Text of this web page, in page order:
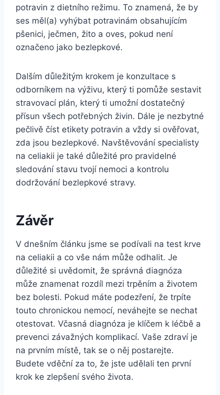
potravin z dietního režimu. To znamená, že by
ses měl(a) vyhýbat potravinám obsahujícím
pšenici, ječmen, žito a oves, pokud není
označeno jako bezlepkové.
Dalším důležitým krokem je konzultace s
odborníkem na výživu, který ti pomůže sestavit
stravovací plán, který ti umožní dostatečný
přísun všech potřebných živin. Dále je nezbytné
pečlivě číst etikety potravin a vždy si ověřovat,
zda jsou bezlepkové. Navštěvování specialisty
na celiakii je také důležité pro pravidelné
sledování stavu tvojí nemoci a kontrolu
dodržování bezlepkové stravy.
Závěr
V dnešním článku jsme se podívali na test krve
na celiakii a co vše nám může odhalit. Je
důležité si uvědomit, že správná diagnóza
může znamenat rozdíl mezi trpěním a životem
bez bolesti. Pokud máte podezření, že trpíte
touto chronickou nemocí, neváhejte se nechat
otestovat. Včasná diagnóza je klíčem k léčbě a
prevenci závažných komplikací. Vaše zdraví je
na prvním místě, tak se o něj postarejte.
Budete vděční za to, že jste udělali ten první
krok ke zlepšení svého života.